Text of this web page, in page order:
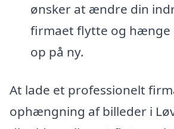
ønsker at ændre din
firmaet flytte og hænge
op på ny.
At lade et professionelt
ophængning af billeder i